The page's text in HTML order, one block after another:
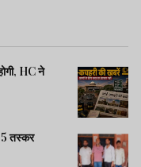
HC ने
5 तस्कर